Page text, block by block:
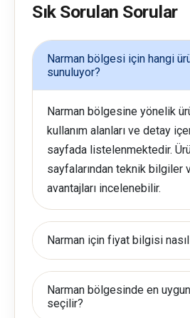
Sık Sorulan Sorular
Narman bölgesi için hangi
sunuluyor?
Narman bölgesine yönelik
kullanım alanları ve detay
sayfada listelenmektedir.
sayfalarından teknik bilgiler
avantajları incelenebilir.
Narman için fiyat bilgisi nasıl
Narman bölgesinde en
seçilir?